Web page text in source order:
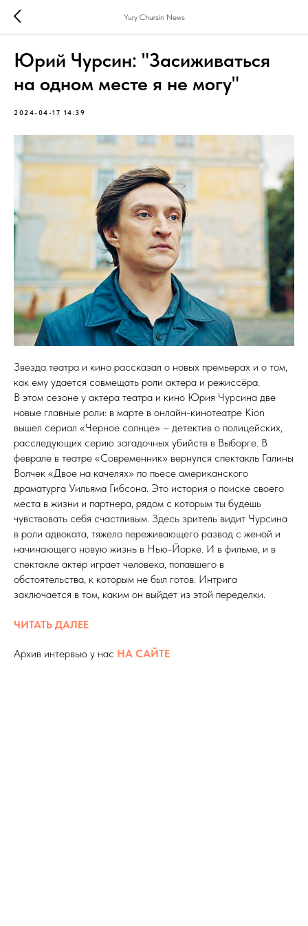
Yury Chursin News
Юрий Чурсин: "Засиживаться
на одном месте я не могу"
2024-04-17 14:39
Звезда театра и кино рассказал о новых премьерах и о том,
как ему удается совмещать роли актера и режиссёра.
В этом сезоне у актера театра и кино Юрия Чурсина две
новые главные роли: в марте в онлайн-кинотеатре Kion
вышел сериал «Черное солнце» – детектив о полицейских,
расследующих серию загадочных убийств в Выборге. В
феврале в театре «Современник» вернулся спектакль Галины
Волчек «Двое на качелях» по пьесе американского
драматурга Уильяма Гибсона. Это история о поиске своего
места в жизни и партнера, рядом с которым ты будешь
чувствовать себя счастливым. Здесь зритель видит Чурсина
в роли адвоката, тяжело переживающего развод с женой и
начинающего новую жизнь в Нью-Йорке. И в фильме, и в
спектакле актер играет человека, попавшего в
обстоятельства, к которым не был готов. Интрига
заключается в том, каким он выйдет из этой переделки.
ЧИТАТЬ ДАЛЕЕ
Архив интервью у нас НА САЙТЕ